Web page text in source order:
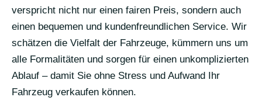
verspricht nicht nur einen fairen Preis, sondern auch
einen bequemen und kundenfreundlichen Service. Wir
schätzen die Vielfalt der Fahrzeuge, kümmern uns um
alle Formalitäten und sorgen für einen unkomplizierten
Ablauf – damit Sie ohne Stress und Aufwand Ihr
Fahrzeug verkaufen können.